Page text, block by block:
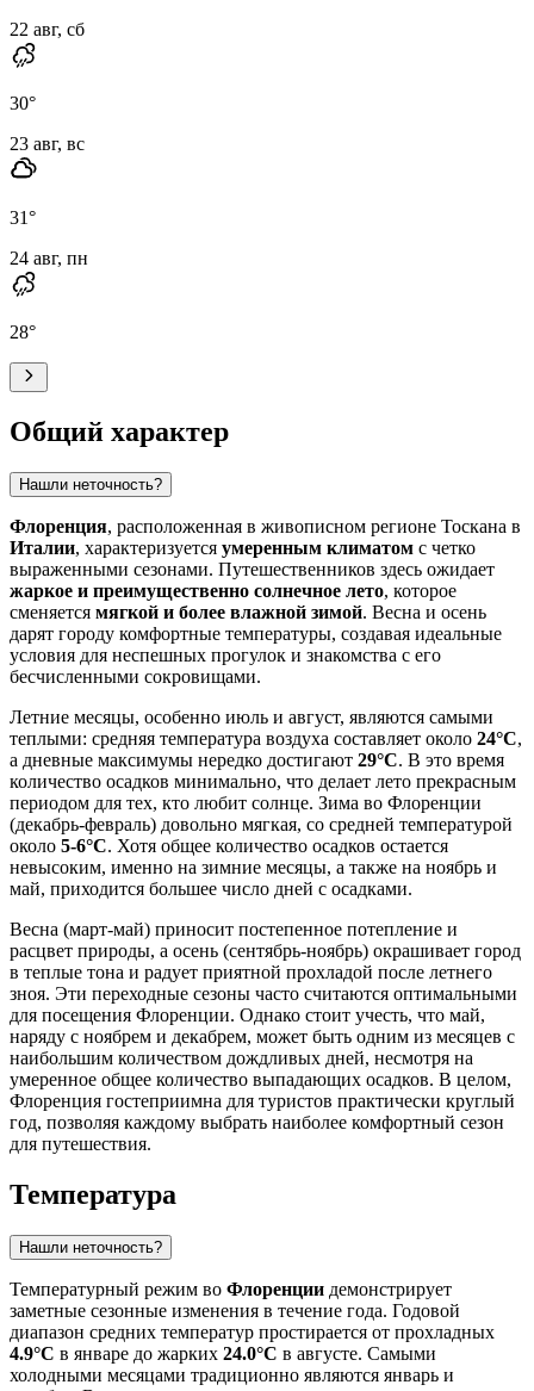
22 авг, сб
30°
23 авг, вс
31°
24 авг, пн
28°
Общий характер
Нашли неточность?
Флоренция, расположенная в живописном регионе Тоскана в
Италии, характеризуется умеренным климатом с четко
выраженными сезонами. Путешественников здесь ожидает
жаркое и преимущественно солнечное лето, которое
сменяется мягкой и более влажной зимой. Весна и осень
дарят городу комфортные температуры, создавая идеальные
условия для неспешных прогулок и знакомства с его
бесчисленными сокровищами.
Летние месяцы, особенно июль и август, являются самыми
теплыми: средняя температура воздуха составляет около 24°C,
а дневные максимумы нередко достигают 29°C. В это время
количество осадков минимально, что делает лето прекрасным
периодом для тех, кто любит солнце. Зима во Флоренции
(декабрь-февраль) довольно мягкая, со средней температурой
около 5-6°C. Хотя общее количество осадков остается
невысоким, именно на зимние месяцы, а также на ноябрь и
май, приходится большее число дней с осадками.
Весна (март-май) приносит постепенное потепление и
расцвет природы, а осень (сентябрь-ноябрь) окрашивает город
в теплые тона и радует приятной прохладой после летнего
зноя. Эти переходные сезоны часто считаются оптимальными
для посещения Флоренции. Однако стоит учесть, что май,
наряду с ноябрем и декабрем, может быть одним из месяцев с
наибольшим количеством дождливых дней, несмотря на
умеренное общее количество выпадающих осадков. В целом,
Флоренция гостеприимна для туристов практически круглый
год, позволяя каждому выбрать наиболее комфортный сезон
для путешествия.
Температура
Нашли неточность?
Температурный режим во Флоренции демонстрирует
заметные сезонные изменения в течение года. Годовой
диапазон средних температур простирается от прохладных
4.9°C в январе до жарких 24.0°C в августе. Самыми
холодными месяцами традиционно являются январь и